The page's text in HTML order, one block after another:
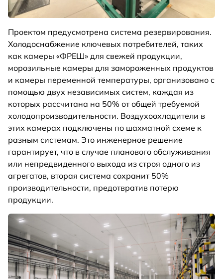
Проектом предусмотрена система резервирования.
Холодоснабжение ключевых потребителей, таких
как камеры «ФРЕШ» для свежей продукции,
морозильные камеры для замороженных продуктов
и камеры переменной температуры, организовано с
помощью двух независимых систем, каждая из
которых рассчитана на 50% от общей требуемой
холодопроизводительности. Воздухоохладители в
этих камерах подключены по шахматной схеме к
разным системам. Это инженерное решение
гарантирует, что в случае планового обслуживания
или непредвиденного выхода из строя одного из
агрегатов, вторая система сохранит 50%
производительности, предотвратив потерю
продукции.